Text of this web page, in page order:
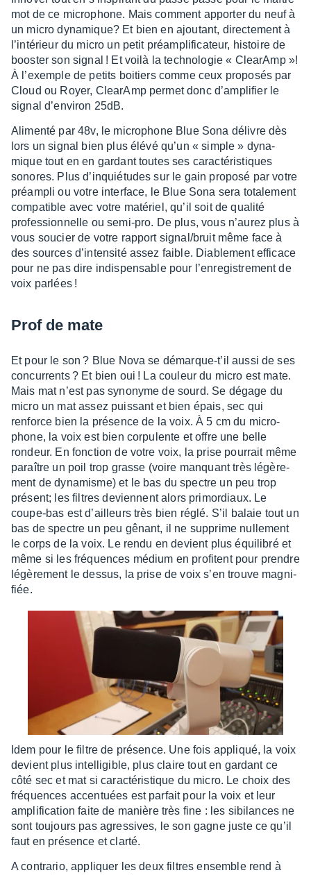
mot de ce micro­phone. Mais comment appor­ter du neuf à
un micro dyna­mique? Et bien en ajou­tant, direc­te­ment à
l’in­té­rieur du micro un petit préam­pli­fi­ca­teur, histoire de
boos­ter son signal ! Et voilà la tech­no­lo­gie « Clea­rAmp »!
À l’exemple de petits boitiers comme ceux propo­sés par
Cloud ou Royer, Clea­rAmp permet donc d’am­pli­fier le
signal d’en­vi­ron 25dB.
Alimenté par 48v, le micro­phone Blue Sona délivre dès
lors un signal bien plus élévé qu’un « simple » dyna­
mique tout en en gardant toutes ses carac­té­ris­tiques
sonores. Plus d’inquié­tudes sur le gain proposé par votre
préam­pli ou votre inter­face, le Blue Sona sera tota­le­ment
compa­tible avec votre maté­riel, qu’il soit de qualité
profes­sion­nelle ou semi-pro. De plus, vous n’au­rez plus à
vous soucier de votre rapport signal/bruit même face à
des sources d’in­ten­sité assez faible. Diable­ment effi­cace
pour ne pas dire indis­pen­sable pour l’en­re­gis­tre­ment de
voix parlées !
Prof de mate
Et pour le son ? Blue Nova se démarque-t’il aussi de ses
concur­rents ? Et bien oui ! La couleur du micro est mate.
Mais mat n’est pas syno­nyme de sourd. Se dégage du
micro un mat assez puis­sant et bien épais, sec qui
renforce bien la présence de la voix. À 5 cm du micro­
phone, la voix est bien corpu­lente et offre une belle
rondeur. En fonc­tion de votre voix, la prise pour­rait même
paraître un poil trop grasse (voire manquant très légè­re­
ment de dyna­misme) et le bas du spectre un peu trop
présent; les filtres deviennent alors primor­diaux. Le
coupe-bas est d’ailleurs très bien réglé. S’il balaie tout un
bas de spectre un peu gênant, il ne supprime nulle­ment
le corps de la voix. Le rendu en devient plus équi­li­bré et
même si les fréquences médium en profitent pour prendre
légè­re­ment le dessus, la prise de voix s’en trouve magni­
fiée.
Idem pour le filtre de présence. Une fois appliqué, la voix
devient plus intel­li­gible, plus claire tout en gardant ce
côté sec et mat si carac­té­ris­tique du micro. Le choix des
fréquences accen­tuées est parfait pour la voix et leur
ampli­fi­ca­tion faite de manière très fine : les sibi­lances ne
sont toujours pas agres­sives, le son gagne juste ce qu’il
faut en présence et clarté.
A contra­rio, appliquer les deux filtres ensemble rend à